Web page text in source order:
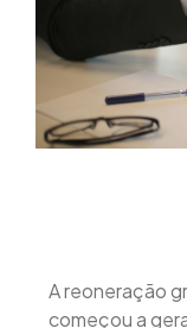
A reoneração
começou a